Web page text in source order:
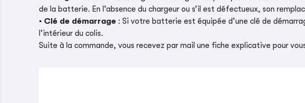
de la batterie. En l’absence du chargeur ou s’il est défectueux, son
• Clé de démarrage : Si votre batterie est équipée d’une clé de
l’intérieur du colis.
Suite à la commande, vous recevez par mail une fiche explicative pour